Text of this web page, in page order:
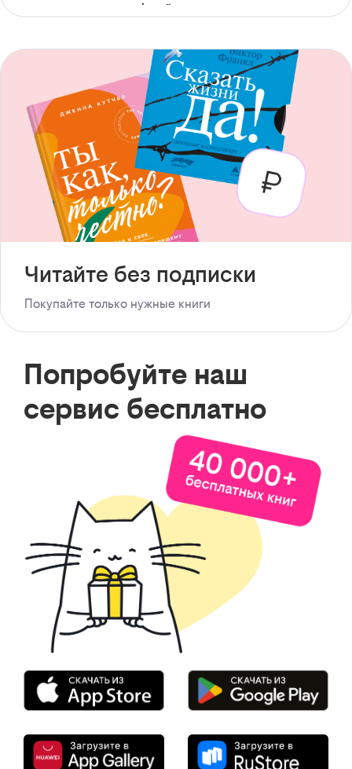
с доступом офлайн
Читайте без подписки
Покупайте только нужные книги
Попробуйте наш
сервис бесплатно